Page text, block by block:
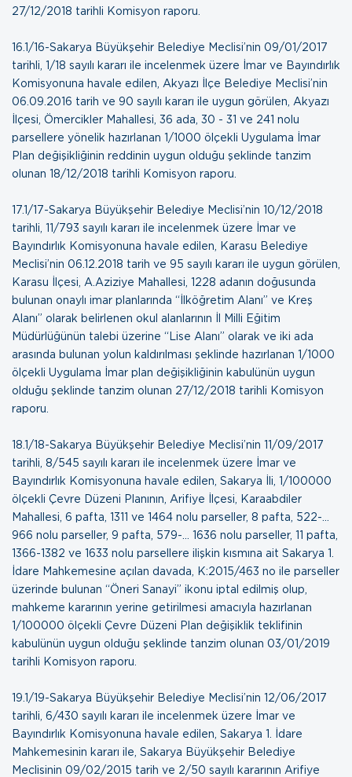
27/12/2018 tarihli Komisyon raporu
16.1/16-Sakarya Büyükşehir Belediye Meclisi’nin 09/01/2017
tarihli, 1/18 sayılı kararı ile incelenmek üzere İmar ve Bayındırlık
Komisyonuna havale edilen, Akyazı İlçe Belediye Meclisi’nin
06.09.2016 tarih ve 90 sayılı kararı ile uygun görülen, Akyazı
İlçesi, Ömercikler Mahallesi, 36 ada, 30 - 31 ve 241 nolu
parsellere yönelik hazırlanan 1/1000 ölçekli Uygulama İmar
Plan değişikliğinin reddinin uygun olduğu şeklinde tanzim
olunan 18/12/2018 tarihli Komisyon raporu
17.1/17-Sakarya Büyükşehir Belediye Meclisi’nin 10/12/2018
tarihli, 11/793 sayılı kararı ile incelenmek üzere İmar ve
Bayındırlık Komisyonuna havale edilen, Karasu Belediye
Meclisi’nin 06.12.2018 tarih ve 95 sayılı kararı ile uygun görülen,
Karasu İlçesi, A.Aziziye Mahallesi, 1228 adanın doğusunda
bulunan onaylı imar planlarında “İlköğretim Alanı” ve Kreş
Alanı” olarak belirlenen okul alanlarının İl Milli Eğitim
Müdürlüğünün talebi üzerine “Lise Alanı” olarak ve iki ada
arasında bulunan yolun kaldırılması şeklinde hazırlanan 1/1000
ölçekli Uygulama İmar plan değişikliğinin kabulünün uygun
olduğu şeklinde tanzim olunan 27/12/2018 tarihli Komisyon
raporu
18.1/18-Sakarya Büyükşehir Belediye Meclisi’nin 11/09/2017
tarihli, 8/545 sayılı kararı ile incelenmek üzere İmar ve
Bayındırlık Komisyonuna havale edilen, Sakarya İli, 1/100000
ölçekli Çevre Düzeni Planının, Arifiye İlçesi, Karaabdiler
Mahallesi, 6 pafta, 1311 ve 1464 nolu parseller, 8 pafta, 522-…
966 nolu parseller, 9 pafta, 579-… 1636 nolu parseller, 11 pafta,
1366-1382 ve 1633 nolu parsellere ilişkin kısmına ait Sakarya 1.
İdare Mahkemesine açılan davada, K:2015/463 no ile parseller
üzerinde bulunan “Öneri Sanayi” ikonu iptal edilmiş olup,
mahkeme kararının yerine getirilmesi amacıyla hazırlanan
1/100000 ölçekli Çevre Düzeni Plan değişiklik teklifinin
kabulünün uygun olduğu şeklinde tanzim olunan 03/01/2019
tarihli Komisyon raporu
19.1/19-Sakarya Büyükşehir Belediye Meclisi’nin 12/06/2017
tarihli, 6/430 sayılı kararı ile incelenmek üzere İmar ve
Bayındırlık Komisyonuna havale edilen, Sakarya 1. İdare
Mahkemesinin kararı ile, Sakarya Büyükşehir Belediye
Meclisinin 09/02/2015 tarih ve 2/50 sayılı kararının Arifiye